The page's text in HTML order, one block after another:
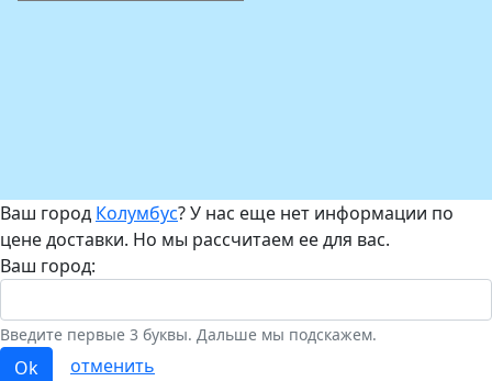
Ваш город Колумбус? У нас еще нет информации по
цене доставки. Но мы рассчитаем ее для вас.
Ваш город:
Введите первые 3 буквы. Дальше мы подскажем.
Ok
отменить